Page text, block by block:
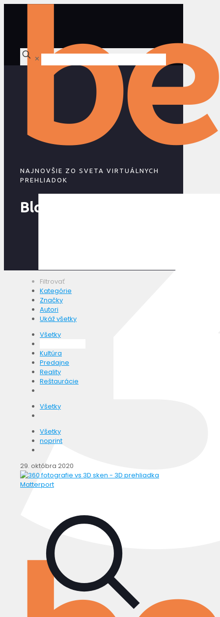
✕
NAJNOVŠIE ZO SVETA VIRTUÁLNYCH
PREHLIADOK
Blog
Filtrovať
Kategórie
Značky
Autori
Ukáž všetky
Všetky
Kultúra
Predajne
Reality
Reštaurácie
Všetky
Všetky
noprint
29. októbra 2020